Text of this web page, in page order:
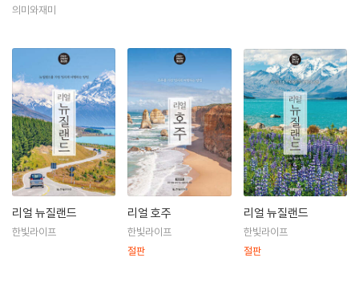
의미와재미
리얼 뉴질랜드
한빛라이프
리얼 호주
한빛라이프
절판
리얼 뉴질랜드
한빛라이프
절판